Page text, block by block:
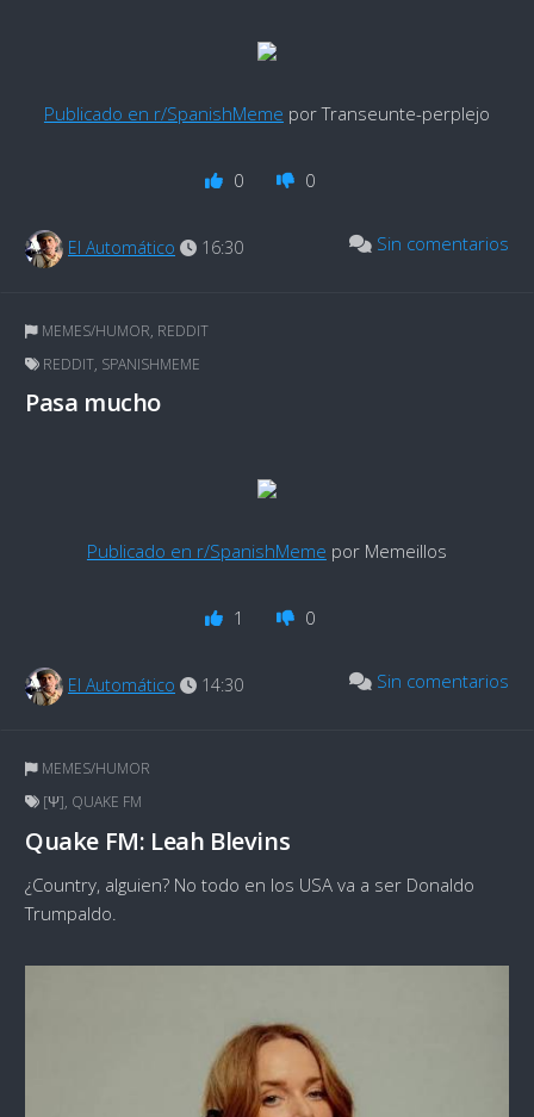
Publicado en r/SpanishMeme por Transeunte-perplejo
0 0
El Automático 16:30 Sin comentarios
MEMES/HUMOR, REDDIT
REDDIT, SPANISHMEME
Pasa mucho
Publicado en r/SpanishMeme por Memeillos
1 0
El Automático 14:30 Sin comentarios
MEMES/HUMOR
[Ψ], QUAKE FM
Quake FM: Leah Blevins
¿Country, alguien? No todo en los USA va a ser Donaldo
Trumpaldo.